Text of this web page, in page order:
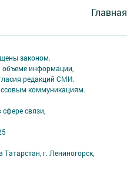
Главная
законом.
объеме информации,
редакций СМИ.
коммуникациям.
связи,
г. Лениногорск,